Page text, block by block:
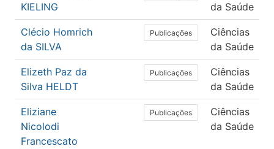
KIELING
da Saúde
Clécio Homrich
da SILVA
Publicações
Ciências
da Saúde
Elizeth Paz da
Silva HELDT
Publicações
Ciências
da Saúde
Eliziane
Nicolodi
Francescato
Publicações
Ciências
da Saúde